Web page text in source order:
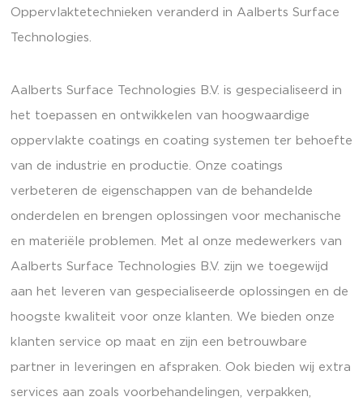
Oppervlaktetechnieken veranderd in Aalberts Surface
Technologies.
Aalberts Surface Technologies B.V. is gespecialiseerd in
het toepassen en ontwikkelen van hoogwaardige
oppervlakte coatings en coating systemen ter behoefte
van de industrie en productie. Onze coatings
verbeteren de eigenschappen van de behandelde
onderdelen en brengen oplossingen voor mechanische
en materiële problemen. Met al onze medewerkers van
Aalberts Surface Technologies B.V. zijn we toegewijd
aan het leveren van gespecialiseerde oplossingen en de
hoogste kwaliteit voor onze klanten. We bieden onze
klanten service op maat en zijn een betrouwbare
partner in leveringen en afspraken. Ook bieden wij extra
services aan zoals voorbehandelingen, verpakken,